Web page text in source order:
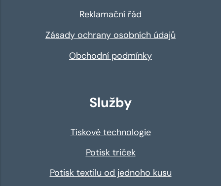
Reklamační řád
Zásady ochrany osobních údajů
Obchodní podmínky
Služby
Tiskové technologie
Potisk triček
Potisk textilu od jednoho kusu